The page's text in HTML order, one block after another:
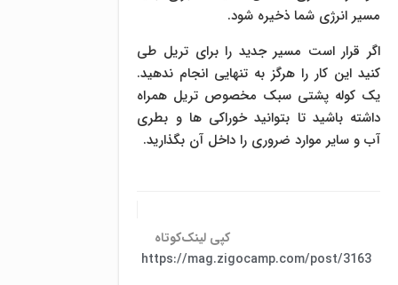
مسیر انرژی شما ذخیره شود.
اگر قرار است مسیر جدید را برای تریل طی
کنید این کار را هرگز به تنهایی انجام ندهید.
یک کوله پشتی سبک مخصوص تریل همراه
داشته باشید تا بتوانید خوراکی ها و بطری
آب و سایر موارد ضروری را داخل آن بگذارید.
کپی لینک‌کوتاه
https://mag.zigocamp.com/post/3163